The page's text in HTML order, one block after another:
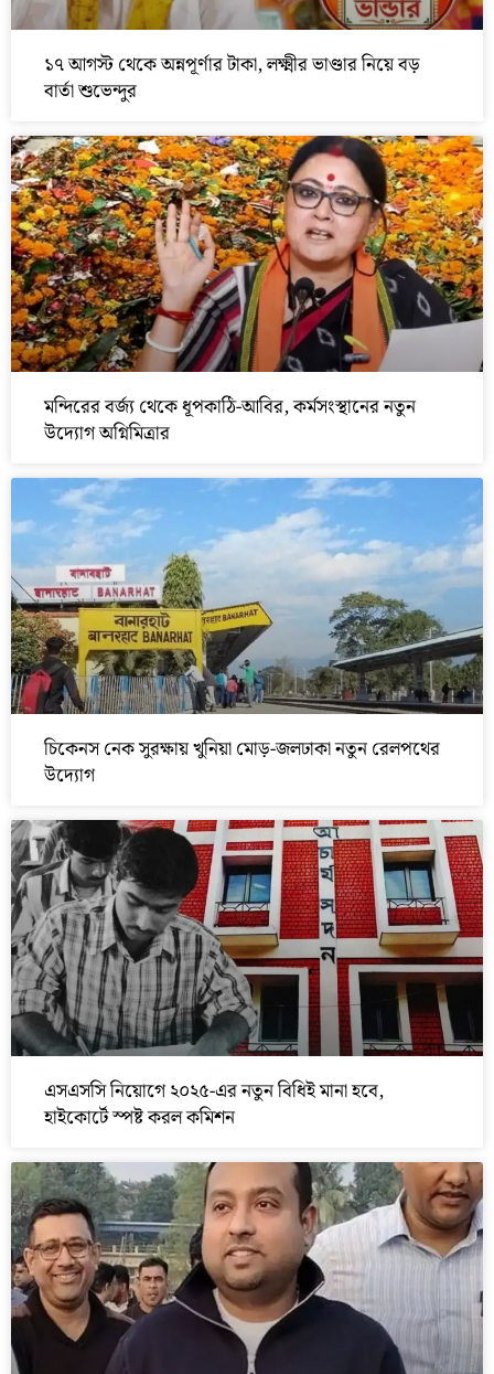
১৭ আগস্ট থেকে অন্নপূর্ণার টাকা, লক্ষ্মীর ভাণ্ডার নিয়ে বড়
বার্তা শুভেন্দুর
মন্দিরের বর্জ্য থেকে ধূপকাঠি-আবির, কর্মসংস্থানের নতুন
উদ্যোগ অগ্নিমিত্রার
চিকেনস নেক সুরক্ষায় খুনিয়া মোড়-জলঢাকা নতুন রেলপথের
উদ্যোগ
এসএসসি নিয়োগে ২০২৫-এর নতুন বিধিই মানা হবে,
হাইকোর্টে স্পষ্ট করল কমিশন